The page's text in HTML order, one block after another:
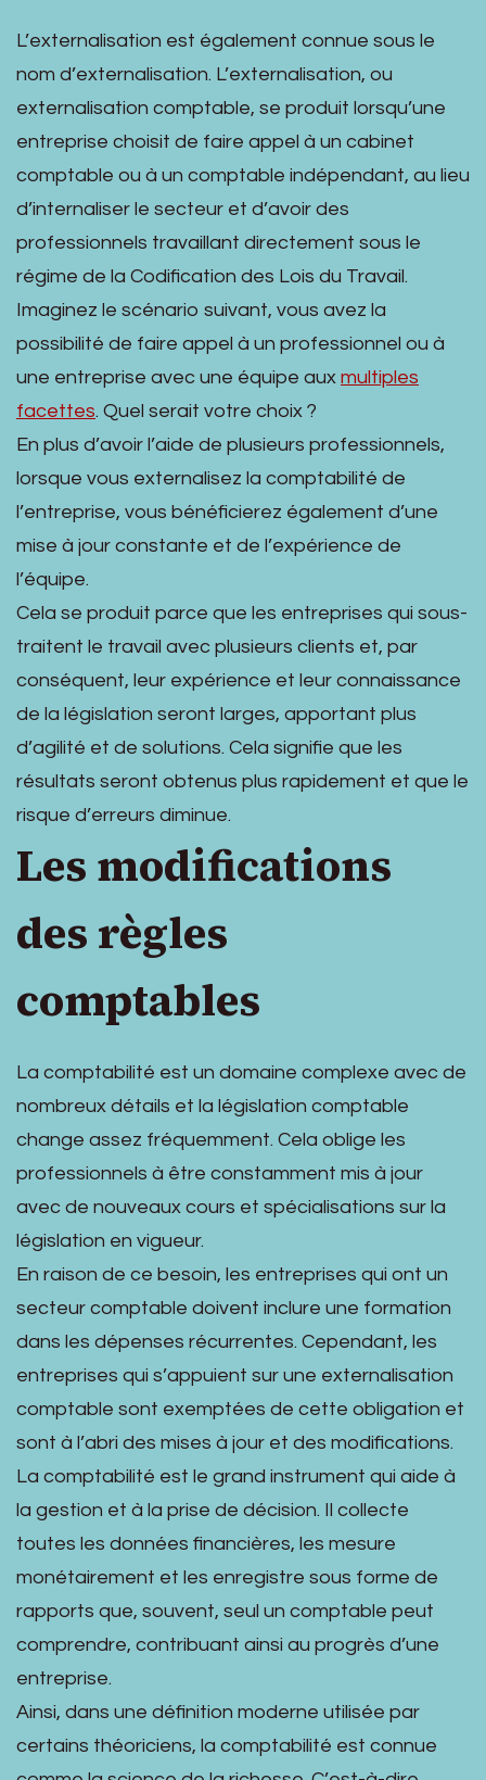
L’externalisation est également connue sous le
nom d’externalisation. L’externalisation, ou
externalisation comptable, se produit lorsqu’une
entreprise choisit de faire appel à un cabinet
comptable ou à un comptable indépendant, au lieu
d’internaliser le secteur et d’avoir des
professionnels travaillant directement sous le
régime de la Codification des Lois du Travail.
Imaginez le scénario suivant, vous avez la
possibilité de faire appel à un professionnel ou à
une entreprise avec une équipe aux multiples
facettes. Quel serait votre choix ?
En plus d’avoir l’aide de plusieurs professionnels,
lorsque vous externalisez la comptabilité de
l’entreprise, vous bénéficierez également d’une
mise à jour constante et de l’expérience de
l’équipe.
Cela se produit parce que les entreprises qui sous-
traitent le travail avec plusieurs clients et, par
conséquent, leur expérience et leur connaissance
de la législation seront larges, apportant plus
d’agilité et de solutions. Cela signifie que les
résultats seront obtenus plus rapidement et que le
risque d’erreurs diminue.
Les modifications
des règles
comptables
La comptabilité est un domaine complexe avec de
nombreux détails et la législation comptable
change assez fréquemment. Cela oblige les
professionnels à être constamment mis à jour
avec de nouveaux cours et spécialisations sur la
législation en vigueur.
En raison de ce besoin, les entreprises qui ont un
secteur comptable doivent inclure une formation
dans les dépenses récurrentes. Cependant, les
entreprises qui s’appuient sur une externalisation
comptable sont exemptées de cette obligation et
sont à l’abri des mises à jour et des modifications.
La comptabilité est le grand instrument qui aide à
la gestion et à la prise de décision. Il collecte
toutes les données financières, les mesure
monétairement et les enregistre sous forme de
rapports que, souvent, seul un comptable peut
comprendre, contribuant ainsi au progrès d’une
entreprise.
Ainsi, dans une définition moderne utilisée par
certains théoriciens, la comptabilité est connue